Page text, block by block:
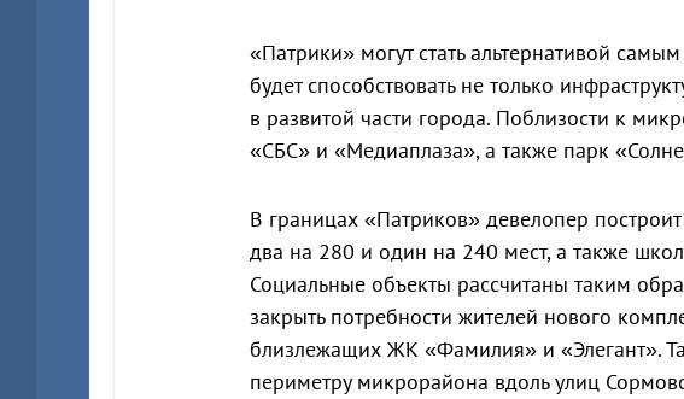
«Патрики» могут стать альтернативой
будет способствовать не только
в развитой части города. Поблизости к
«СБС» и «Медиаплаза», а также парк
В границах «Патриков» девелопер
два на 280 и один на 240 мест, а также
Социальные объекты рассчитаны таким
закрыть потребности жителей нового
близлежащих ЖК «Фамилия» и «Элегант».
периметру микрорайона вдоль улиц